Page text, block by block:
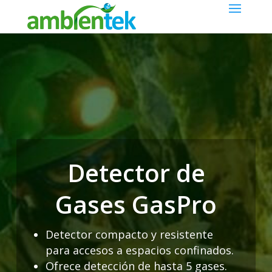
Detector de
Gases GasPro
Detector compacto y resistente
para accesos a espacios confinados.
Ofrece detección de hasta 5 gases.